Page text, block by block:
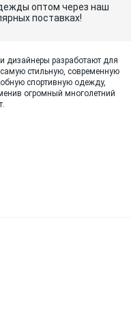
оптом через наш
поставках!
дизайнеры разработают для
стильную, современную
спортивную одежду,
огромный многолетний